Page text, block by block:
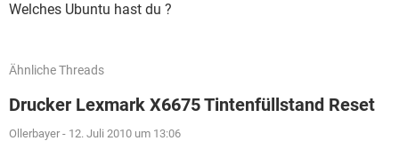
Welches Ubuntu hast du ?
Ähnliche Threads
Drucker Lexmark X6675 Tintenfüllstand Reset
Ollerbayer - 12. Juli 2010 um 13:06